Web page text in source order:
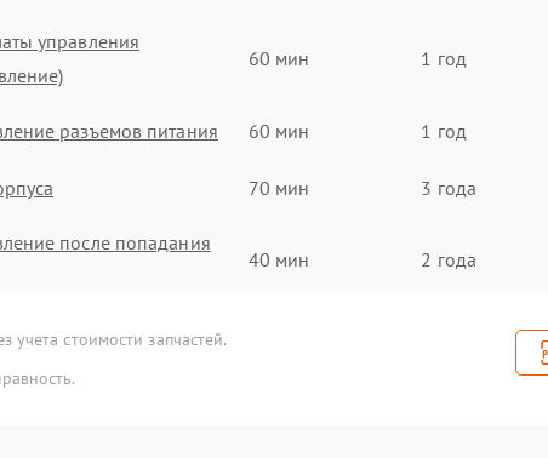
управления
60 мин 1 год
разъемов питания 60 мин 1 год
70 мин 3 года
после попадания
40 мин 2 года
холла
освещения
стоимости запчастей.